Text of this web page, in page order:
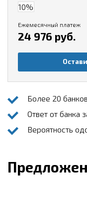
Ежемесячный платеж
24 976 руб.
Более 20
Ответ от банка
Вероятность